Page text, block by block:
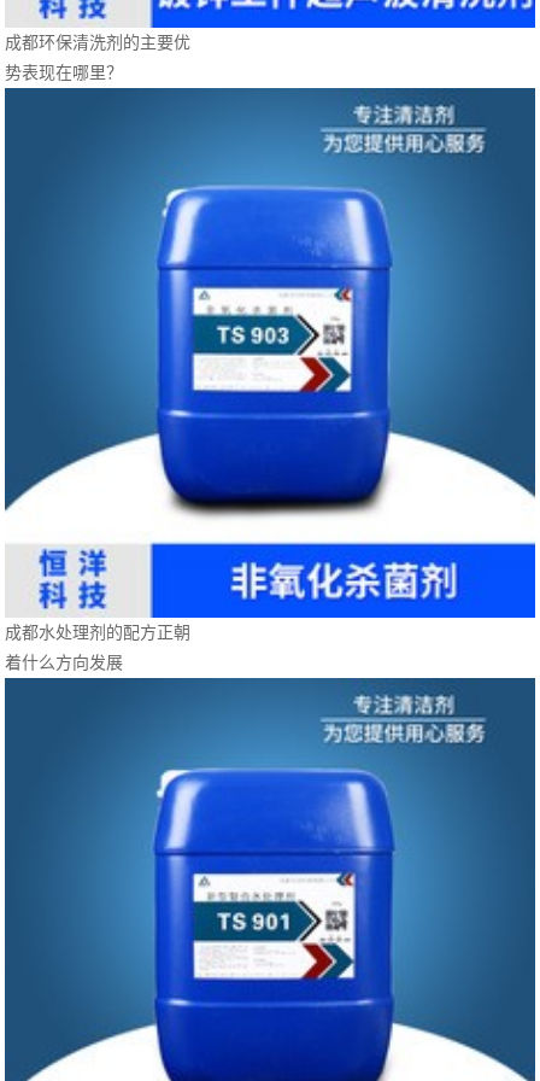
成都环保清洗剂的主要优
势表现在哪里？
成都水处理剂的配方正朝
着什么方向发展